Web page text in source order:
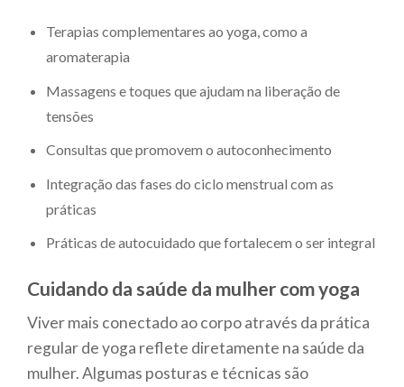
Terapias complementares ao yoga, como a
aromaterapia
Massagens e toques que ajudam na liberação de
tensões
Consultas que promovem o autoconhecimento
Integração das fases do ciclo menstrual com as
práticas
Práticas de autocuidado que fortalecem o ser integral
Cuidando da saúde da mulher com yoga
Viver mais conectado ao corpo através da prática
regular de yoga reflete diretamente na saúde da
mulher. Algumas posturas e técnicas são